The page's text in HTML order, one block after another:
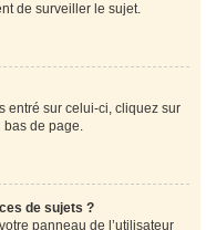
de surveiller le sujet.
entré sur celui-ci, cliquez sur
bas de page.
de sujets ?
panneau de l’utilisateur